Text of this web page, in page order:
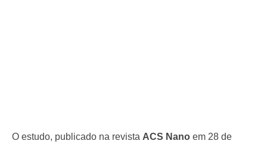
O estudo, publicado na revista ACS Nano em 28 de